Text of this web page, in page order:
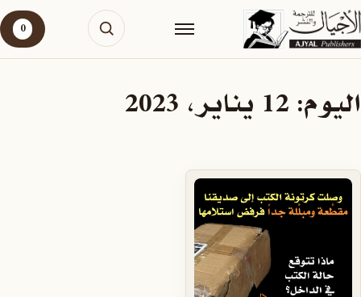
0
اليوم: 12 يناير، 2023